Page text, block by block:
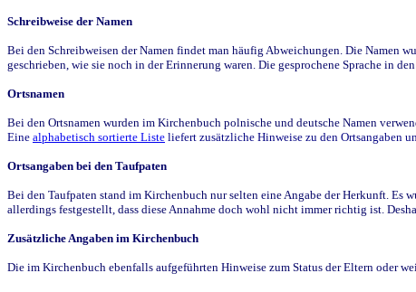
Schreibweise der Namen
Bei den Schreibweisen der Namen findet man häufig Abweichungen. Die Namen
geschrieben, wie sie noch in der Erinnerung waren. Die gesprochene Sprache in
Ortsnamen
Bei den Ortsnamen wurden im Kirchenbuch polnische und deutsche Namen
Eine alphabetisch sortierte Liste liefert zusätzliche Hinweise zu den Ortsangaben
Ortsangaben bei den Taufpaten
Bei den Taufpaten stand im Kirchenbuch nur selten eine Angabe der Herkunft. Es
allerdings festgestellt, dass diese Annahme doch wohl nicht immer richtig ist.
Zusätzliche Angaben im Kirchenbuch
Die im Kirchenbuch ebenfalls aufgeführten Hinweise zum Status der Eltern oder